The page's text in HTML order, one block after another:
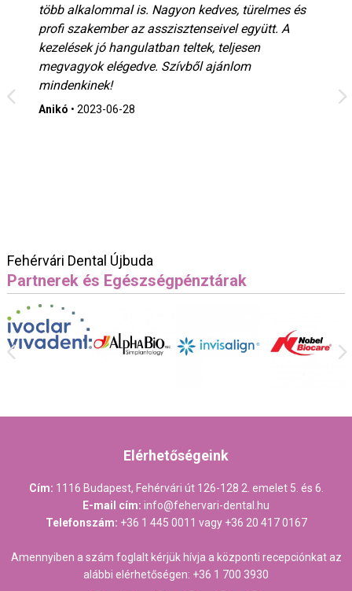
több alkalommal is. Nagyon kedves, türelmes és
profi szakember az asszisztenseivel együtt. A
kezelések jó hangulatban teltek, teljesen
megvagyok elégedve. Szívből ajánlom
mindenkinek!
Anikó • 2023-06-28
Fehérvári Dental Újbuda
Partnerek és Egészségpénztárak
Elérhetőségeink
Cím: 1116 Budapest, Fehérvári út 126-128 2. emelet 5. és 6.
E-mail cím: info@fehervari-dental.hu
Telefonszám: +36 1 445 0011 vagy +36 20 417 0167
Amennyiben a szám foglalt kérjük hívja a központi recepciónkat az
alábbi elérhetőségen: +36 1 700 3930